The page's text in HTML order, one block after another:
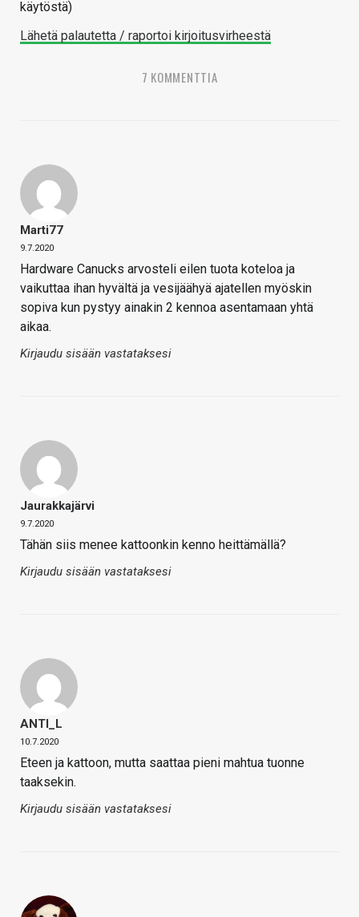
käytöstä)
Lähetä palautetta / raportoi kirjoitusvirheestä
7 KOMMENTTIA
Marti77
9.7.2020
Hardware Canucks arvosteli eilen tuota koteloa ja
vaikuttaa ihan hyvältä ja vesijäähyä ajatellen myöskin
sopiva kun pystyy ainakin 2 kennoa asentamaan yhtä
aikaa.
Kirjaudu sisään vastataksesi
Jaurakkajärvi
9.7.2020
Tähän siis menee kattoonkin kenno heittämällä?
Kirjaudu sisään vastataksesi
ANTI_L
10.7.2020
Eteen ja kattoon, mutta saattaa pieni mahtua tuonne
taaksekin.
Kirjaudu sisään vastataksesi